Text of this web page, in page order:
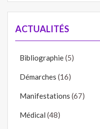
ACTUALITÉS
Bibliographie(5)
Démarches (16)
Manifestations (67)
Médical (48)